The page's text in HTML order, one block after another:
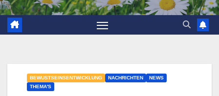
BEWUSTSEINSENTWICKLUNG NACHRICHTEN
NEWS
THEMA'S